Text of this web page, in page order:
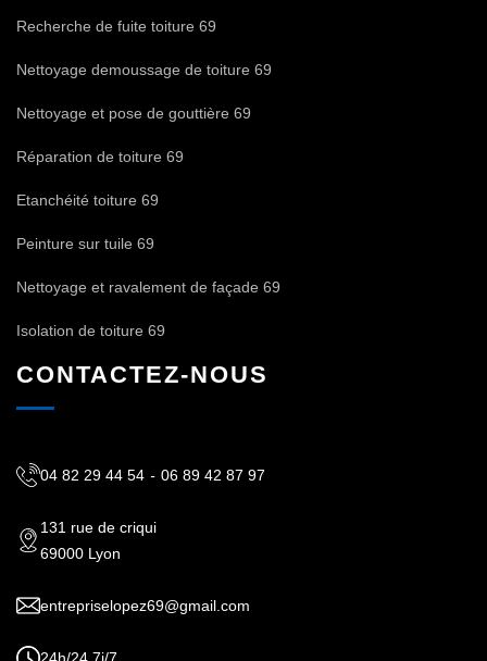
Recherche de fuite toiture 69
Nettoyage demoussage de toiture 69
Nettoyage et pose de gouttière 69
Réparation de toiture 69
Etanchéité toiture 69
Peinture sur tuile 69
Nettoyage et ravalement de façade 69
Isolation de toiture 69
CONTACTEZ-NOUS
04 82 29 44 54 - 06 89 42 87 97
131 rue de criqui
69000 Lyon
entrepriselopez69@gmail.com
24h/24 7j/7